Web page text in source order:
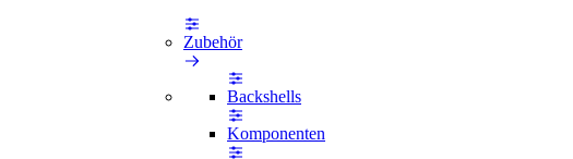
Zubehör
Backshells
Komponenten